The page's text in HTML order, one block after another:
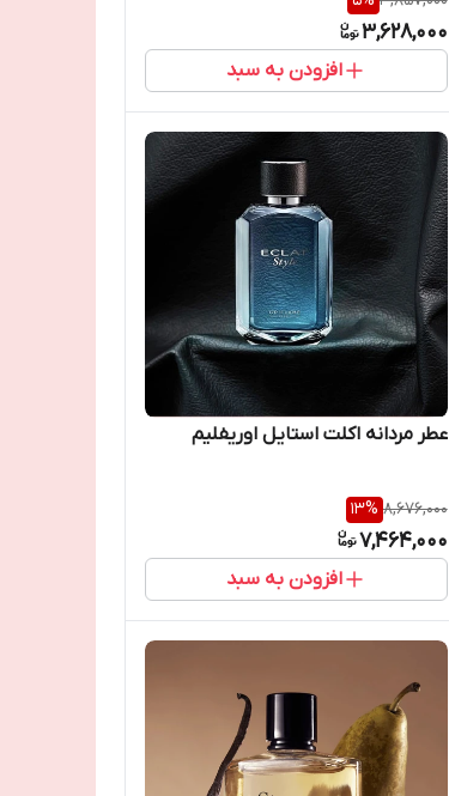
3,628,000
افزودن به سبد
عطر مردانه اکلت استایل اوریفلیم
8,676,000
13%
7,464,000
افزودن به سبد